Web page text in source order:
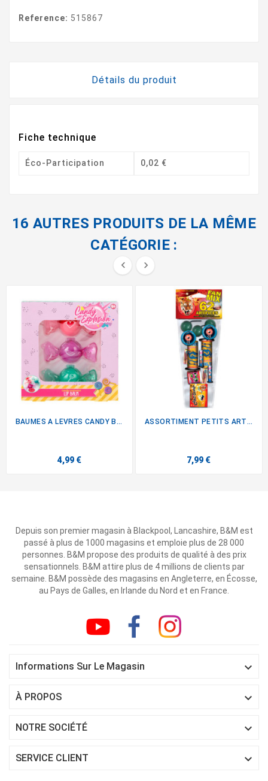
Reference: 515867
Détails du produit
Fiche technique
Éco-Participation 0,02 €
16 AUTRES PRODUITS DE LA MÊME
CATÉGORIE :
 
BAUMES A LEVRES CANDY BONBONS
4,99 €
ASSORTIMENT PETITS ARTIFICES
7,99 €
Depuis son premier magasin à Blackpool, Lancashire, B&M est
passé à plus de 1000 magasins et emploie plus de 28 000
personnes. B&M propose des produits de qualité à des prix
sensationnels. B&M attire plus de 4 millions de clients par
semaine. B&M possède des magasins en Angleterre, en Écosse,
au Pays de Galles, en Irlande du Nord et en France.
Informations Sur Le Magasin 
À PROPOS 
NOTRE SOCIÉTÉ 
SERVICE CLIENT 